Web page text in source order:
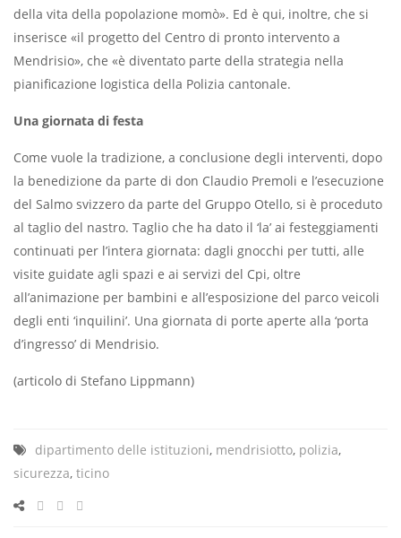
della vita della popolazione momò». Ed è qui, inoltre, che si
inserisce «il progetto del Centro di pronto intervento a
Mendrisio», che «è diventato parte della strategia nella
pianificazione logistica della Polizia cantonale.
Una giornata di festa
Come vuole la tradizione, a conclusione degli interventi, dopo
la benedizione da parte di don Claudio Premoli e l’esecuzione
del Salmo svizzero da parte del Gruppo Otello, si è proceduto
al taglio del nastro. Taglio che ha dato il ‘la’ ai festeggiamenti
continuati per l’intera giornata: dagli gnocchi per tutti, alle
visite guidate agli spazi e ai servizi del Cpi, oltre
all’animazione per bambini e all’esposizione del parco veicoli
degli enti ‘inquilini’. Una giornata di porte aperte alla ‘porta
d’ingresso’ di Mendrisio.
(articolo di Stefano Lippmann)
dipartimento delle istituzioni, mendrisiotto, polizia,
sicurezza, ticino